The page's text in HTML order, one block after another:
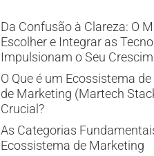
Da Confusão à Clareza: O
Escolher e Integrar as
Impulsionam o Seu
O Que é um Ecossistema
de Marketing (Martech
Crucial?
As Categorias
Ecossistema de Marketing